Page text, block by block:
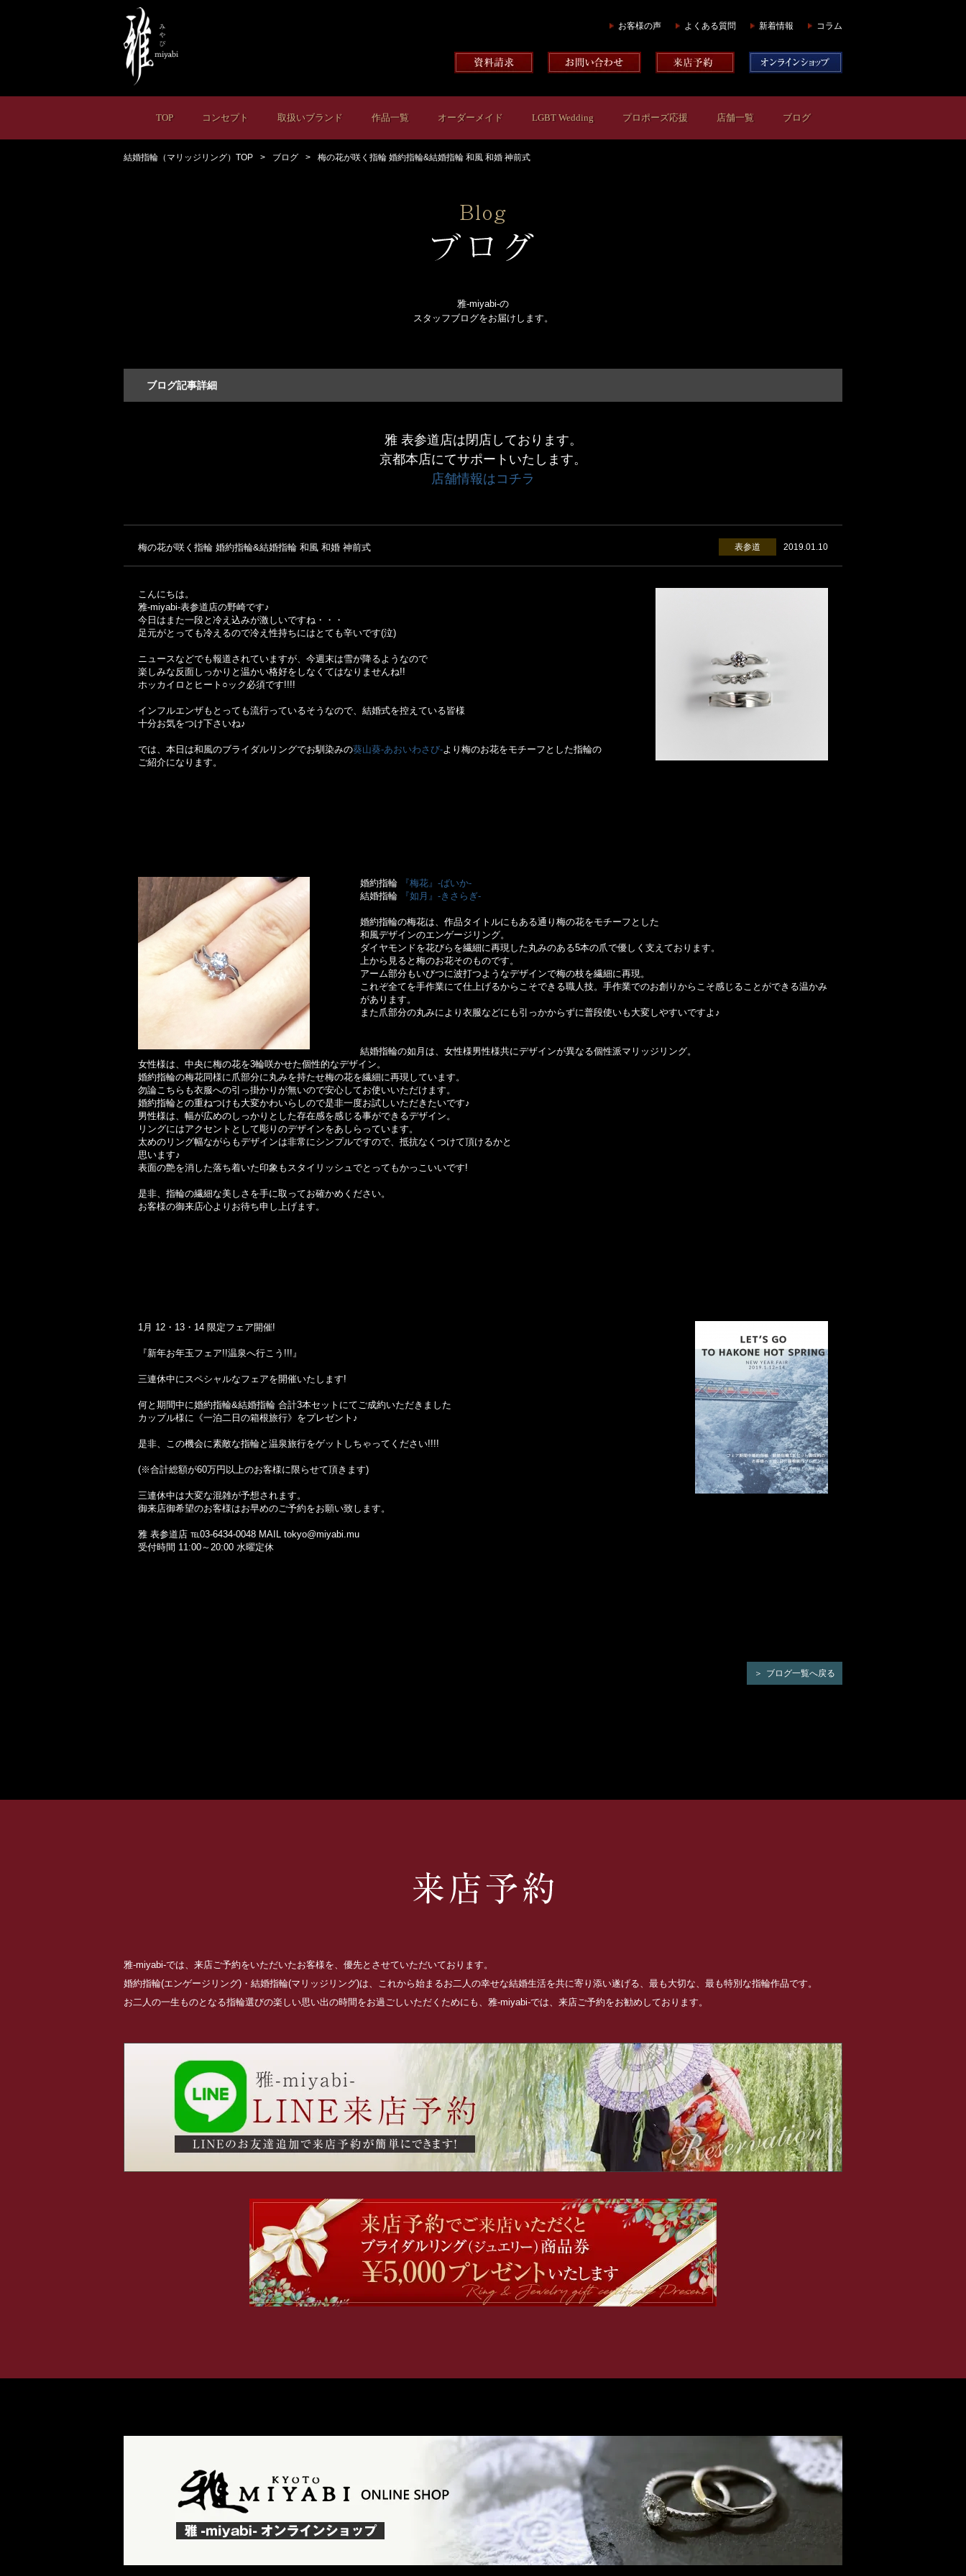
お客様の声 よくある質問 新着情報 コラム
TOP コンセプト 取扱いブランド 作品一覧 オーダーメイド LGBT Wedding プロポーズ応援 店舗一覧 ブログ
結婚指輪（マリッジリング）TOP ブログ 梅の花が咲く指輪 婚約指輪&結婚指輪 和風 和婚 神前式
雅-miyabi-の
スタッフブログをお届けします。
ブログ記事詳細
雅 表参道店は閉店しております。
京都本店にてサポートいたします。
店舗情報はコチラ
梅の花が咲く指輪 婚約指輪&結婚指輪 和風 和婚 神前式 2019.01.10
表参道
こんにちは。
雅-miyabi-表参道店の野崎です♪
今日はまた一段と冷え込みが激しいですね・・・
足元がとっても冷えるので冷え性持ちにはとても辛いです(泣)
ニュースなどでも報道されていますが、今週末は雪が降るようなので
楽しみな反面しっかりと温かい格好をしなくてはなりませんね!!
ホッカイロとヒート○ック必須です!!!!
インフルエンザもとっても流行っているそうなので、結婚式を控えている皆様
十分お気をつけ下さいね♪
では、本日は和風のブライダルリングでお馴染みの葵山葵-あおいわさび-より梅のお花をモチーフとした指輪の
ご紹介になります。
婚約指輪
『梅花』-ばいか-
結婚指輪
『如月』-きさらぎ-
婚約指輪の梅花は、作品タイトルにもある通り梅の花をモチーフとした
和風デザインのエンゲージリング。
ダイヤモンドを花びらを繊細に再現した丸みのある5本の爪で優しく支えております。
上から見ると梅のお花そのものです。
アーム部分もいびつに波打つようなデザインで梅の枝を繊細に再現。
これぞ全てを手作業にて仕上げるからこそできる職人技。手作業でのお創りからこそ感じることができる温かみ
があります。
また爪部分の丸みにより衣服などにも引っかからずに普段使いも大変しやすいですよ♪
結婚指輪の如月は、女性様男性様共にデザインが異なる個性派マリッジリング。
女性様は、中央に梅の花を3輪咲かせた個性的なデザイン。
婚約指輪の梅花同様に爪部分に丸みを持たせ梅の花を繊細に再現しています。
勿論こちらも衣服への引っ掛かりが無いので安心してお使いいただけます。
婚約指輪との重ねつけも大変かわいらしので是非一度お試しいただきたいです♪
男性様は、幅が広めのしっかりとした存在感を感じる事ができるデザイン。
リングにはアクセントとして彫りのデザインをあしらっています。
太めのリング幅ながらもデザインは非常にシンプルですので、抵抗なくつけて頂けるかと
思います♪
表面の艶を消した落ち着いた印象もスタイリッシュでとってもかっこいいです!
是非、指輪の繊細な美しさを手に取ってお確かめください。
お客様の御来店心よりお待ち申し上げます。
1月 12・13・14 限定フェア開催!
『新年お年玉フェア!!温泉へ行こう!!!』
三連休中にスペシャルなフェアを開催いたします!
何と期間中に婚約指輪&結婚指輪 合計3本セットにてご成約いただきました
カップル様に《一泊二日の箱根旅行》をプレゼント♪
是非、この機会に素敵な指輪と温泉旅行をゲットしちゃってください!!!!
(※合計総額が60万円以上のお客様に限らせて頂きます)
三連休中は大変な混雑が予想されます。
御来店御希望のお客様はお早めのご予約をお願い致します。
雅 表参道店 ℡03-6434-0048 MAIL tokyo@miyabi.mu
受付時間 11:00～20:00 水曜定休
ブログ一覧へ戻る
雅-miyabi-では、来店ご予約をいただいたお客様を、優先とさせていただいております。
婚約指輪(エンゲージリング)・結婚指輪(マリッジリング)は、これから始まるお二人の幸せな結婚生活を共に寄り添い遂げる、最も大切な、最も特別な指輪作品です。
お二人の一生ものとなる指輪選びの楽しい思い出の時間をお過ごしいただくためにも、雅-miyabi-では、来店ご予約をお勧めしております。